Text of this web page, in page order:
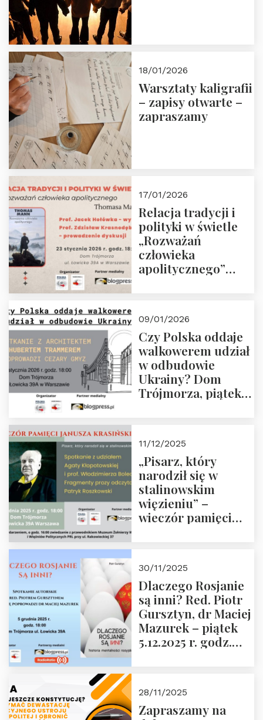
18/01/2026
Warsztaty kaligrafii
– zapisy otwarte –
zapraszamy
17/01/2026
Relacja tradycji i
polityki w świetle
„Rozważań
człowieka
apolitycznego”
godz. 18:00.
Zapraszamy!
09/01/2026
Czy Polska oddaje
walkowerem udział
w odbudowie
Ukrainy? Dom
Trójmorza, piątek
11/12/2025
„Pisarz, który
narodził się w
stalinowskim
więzieniu” –
wieczór pamięci
zwiedzanie
Muzeum Żołnierzy
Wyklętych i
Więźniów
Politycznych PRL o
godz. 16:00 – 19
30/11/2025
Dlaczego Rosjanie
są inni? Red. Piotr
Gursztyn, dr Maciej
Mazurek – piątek
5.12.2025 r. godz.
28/11/2025
Zapraszamy na